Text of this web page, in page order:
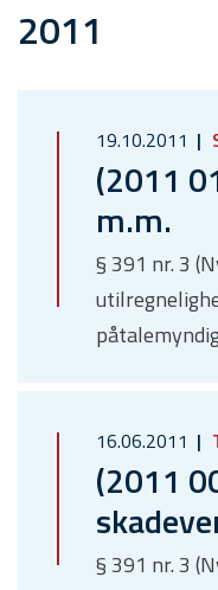
2011
19.10.2011
(2011
m.m.
§ 391 nr. 3
16.06.2011
(2011
§ 391 nr. 3